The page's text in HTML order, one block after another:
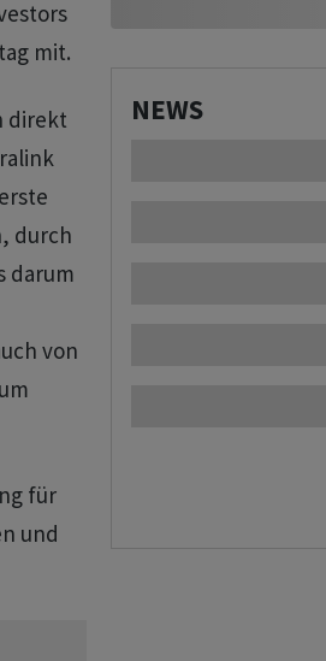
mit.
direkt
durch
darum
von
für
und
NEWS